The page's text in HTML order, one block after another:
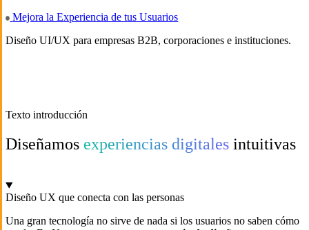
Mejora la Experiencia de tus Usuarios
Diseño UI/UX para empresas B2B, corporaciones e instituciones.
Texto introducción
Diseñamos experiencias digitales intuitivas
Diseño UX que conecta con las personas
Una gran tecnología no sirve de nada si los usuarios no saben cómo